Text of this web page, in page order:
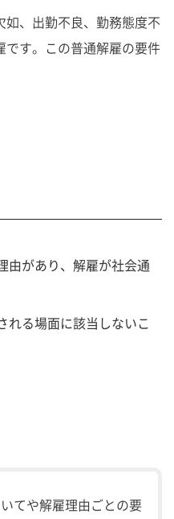
、出勤不良、勤務態度不
です。この普通解雇の要件
由があり、解雇が社会通
れる場面に該当しないこ
てや解雇理由ごとの要